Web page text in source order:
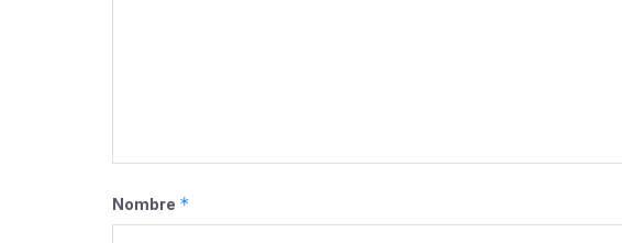
Nombre *